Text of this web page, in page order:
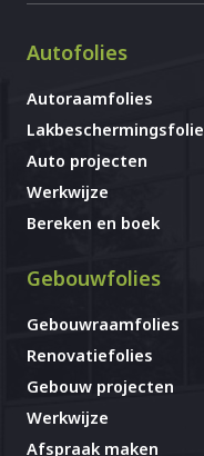
Autofolies
Autoraamfolies
Lakbeschermingsfolie
Auto projecten
Werkwijze
Bereken en boek
Gebouwfolies
Gebouwraamfolies
Renovatiefolies
Gebouw projecten
Werkwijze
Afspraak maken